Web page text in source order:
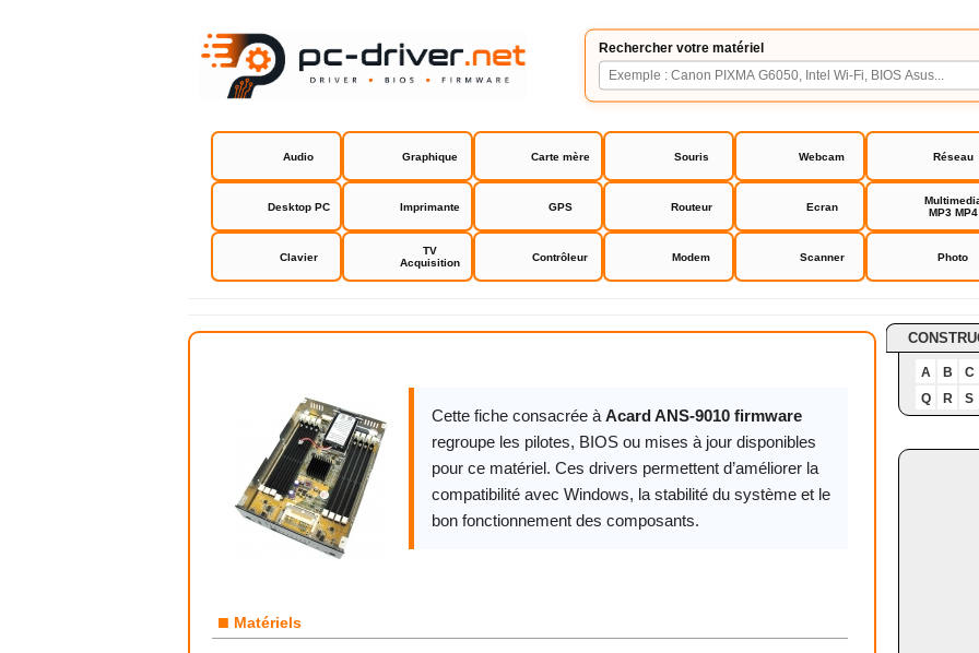
Rechercher votre matériel
Audio Graphique Carte mère Souris Webcam Réseau
Desktop PC Imprimante GPS Routeur Ecran
MP3 MP4
Clavier
TV
Acquisition
Contrôleur Modem Scanner Photo
Acard ANS-9010 firmware
Cette fiche consacrée à Acard ANS-9010 firmware
regroupe les pilotes, BIOS ou mises à jour disponibles
pour ce matériel. Ces drivers permettent d’améliorer la
compatibilité avec Windows, la stabilité du système et le
bon fonctionnement des composants.
■ Matériels
A B
C
Q
R S